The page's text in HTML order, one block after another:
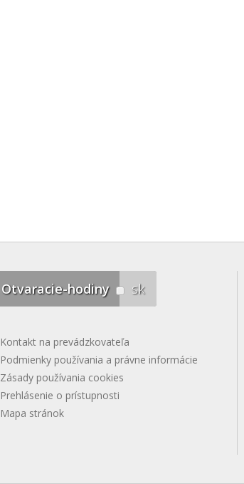
Otvaracie-hodiny sk
Kontakt na prevádzkovateľa
Podmienky používania a právne informácie
Zásady používania cookies
Prehlásenie o prístupnosti
Mapa stránok